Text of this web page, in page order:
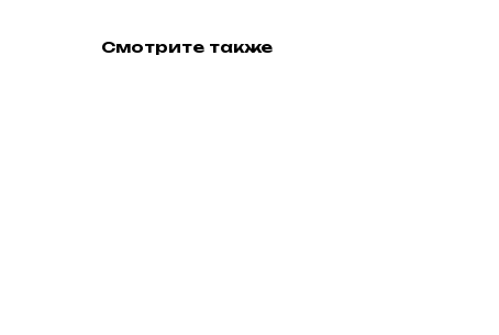
Смотрите также